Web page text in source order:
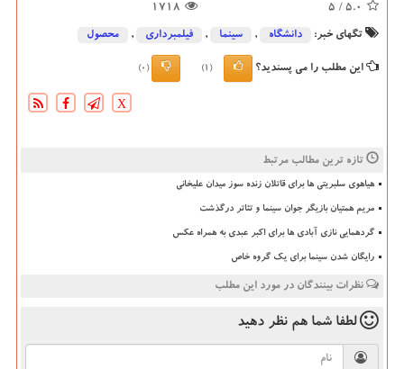
5.0
/ 5
1718
تگهای خبر: دانشگاه‌ , سینما , فیلمبرداری , محصول
این مطلب را می پسندید؟ (1)
(0)
X
تازه ترین مطالب مرتبط
هیاهوی سلبریتی ها برای قاتلان زنده سوز میدان علیخانی
مریم همتیان بازیگر جوان سینما و تئاتر درگذشت
گردهمایی نازی آبادی ها برای اکبر عبدی به همراه عکس
رایگان شدن سینما برای یک گروه خاص
نظرات بینندگان در مورد این مطلب
لطفا شما هم نظر دهید